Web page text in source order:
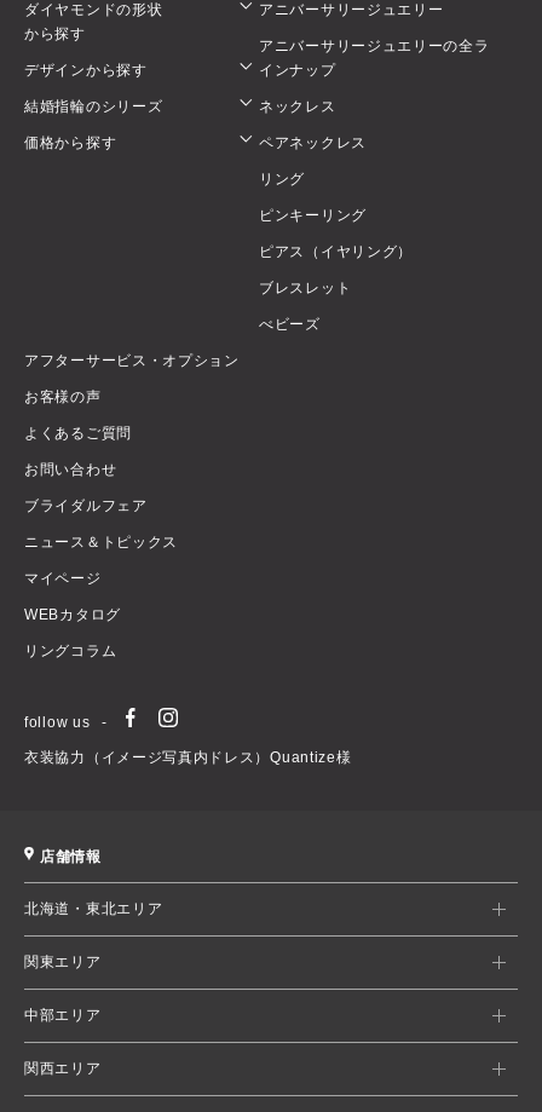
ダイヤモンドの形状
から探す
デザインから探す
結婚指輪のシリーズ
価格から探す
アニバーサリージュエリー
アニバーサリージュエリーの全ラ
インナップ
ネックレス
ペアネックレス
リング
ピンキーリング
ピアス（イヤリング）
ブレスレット
べビーズ
アフターサービス・オプション
お客様の声
よくあるご質問
お問い合わせ
ブライダルフェア
ニュース＆トピックス
マイページ
WEBカタログ
リングコラム
follow us
衣装協力（イメージ写真内ドレス）Quantize様
店舗情報
北海道・東北エリア
関東エリア
中部エリア
関西エリア